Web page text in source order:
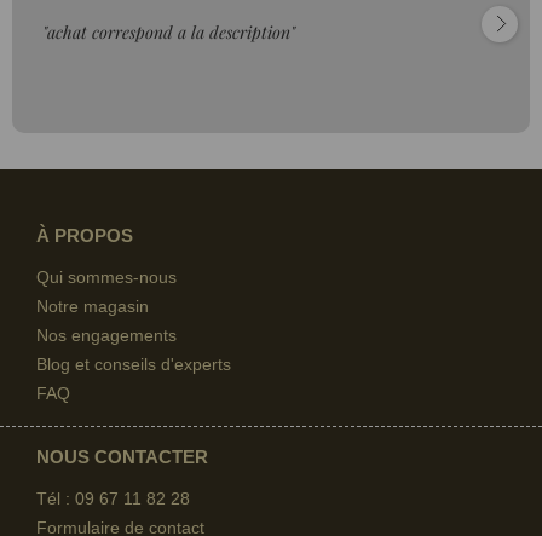
"achat correspond a la description"
À PROPOS
Qui sommes-nous
Notre magasin
Nos engagements
Blog et conseils d'experts
FAQ
NOUS CONTACTER
Tél : 09 67 11 82 28
Formulaire de contact